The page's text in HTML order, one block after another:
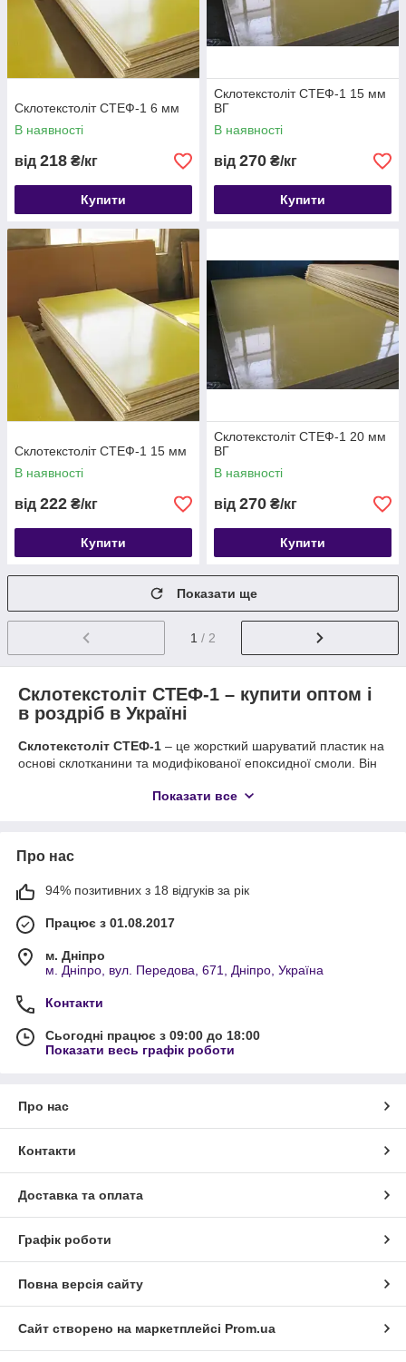
Склотекстоліт СТЕФ-1 6 мм
В наявності
від 218 ₴/кг
Купити
Склотекстоліт СТЕФ-1 15 мм
ВГ
В наявності
від 270 ₴/кг
Купити
Склотекстоліт СТЕФ-1 15 мм
В наявності
від 222 ₴/кг
Купити
Склотекстоліт СТЕФ-1 20 мм
ВГ
В наявності
від 270 ₴/кг
Купити
Показати ще
1 / 2
Склотекстоліт СТЕФ-1 – купити оптом і
в роздріб в Україні
Склотекстоліт СТЕФ-1 – це жорсткий шаруватий пластик на
основі склотканини та модифікованої епоксидної смоли. Він
та чудовими електроізоляційними властивостями.
Висока міцність:стійкий до механічних
навантажень
розпилювання, свердління, фрезерування
Чудові електроізоляційні властивості:
застосовується в електротехніці
Цей матеріал використовується в різних галузях:
конструкційні елементи
Авіаційна промисловість
термостійкістю
Суднобудування
конструкційні елементи
Порівняння СТЕФ-1 з іншими марками
склотекстоліту
Марка
характеристики
Показати все
Про нас
94% позитивних з 18 відгуків за рік
Працює з 01.08.2017
м. Дніпро
м. Дніпро, вул. Передова, 671, Дніпро, Україна
Контакти
Сьогодні працює з 09:00 до 18:00
Показати весь графік роботи
Про нас
Контакти
Доставка та оплата
Графік роботи
Повна версія сайту
Сайт створено на маркетплейсі Prom.ua